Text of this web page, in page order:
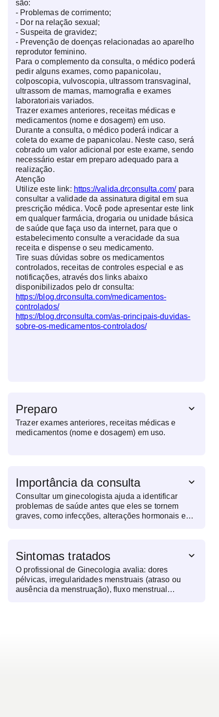
são:
- Problemas de corrimento;
- Dor na relação sexual;
- Suspeita de gravidez;
- Prevenção de doenças relacionadas ao aparelho
reprodutor feminino.
Para o complemento da consulta, o médico poderá
pedir alguns exames, como papanicolau,
colposcopia, vulvoscopia, ultrassom transvaginal,
ultrassom de mamas, mamografia e exames
laboratoriais variados.
Trazer exames anteriores, receitas médicas e
medicamentos (nome e dosagem) em uso.
Durante a consulta, o médico poderá indicar a
coleta do exame de papanicolau. Neste caso, será
cobrado um valor adicional por este exame, sendo
necessário estar em preparo adequado para a
realização.
Atenção
Utilize este link: https://valida.drconsulta.com/para
consultar a validade da assinatura digital em sua
prescrição médica. Você pode apresentar este link
em qualquer farmácia, drogaria ou unidade básica
de saúde que faça uso da internet, para que o
estabelecimento consulte a veracidade da sua
receita e dispense o seu medicamento.
Tire suas dúvidas sobre os medicamentos
controlados, receitas de controles especial e as
notificações, através dos links abaixo
disponibilizados pelo dr consulta:
https://blog.drconsulta.com/medicamentos-
controlados/
https://blog.drconsulta.com/as-principais-duvidas-
sobre-os-medicamentos-controlados/
Preparo
Trazer exames anteriores, receitas médicas e
medicamentos (nome e dosagem) em uso.
Importância da consulta
Consultar um ginecologista ajuda a identificar
problemas de saúde antes que eles se tornem
graves, como infecções, alterações hormonais e
menstrual e menopausa.
Sintomas tratados
O profissional de Ginecologia avalia: dores
pélvicas, irregularidades menstruais (atraso ou
ausência da menstruação), fluxo menstrual